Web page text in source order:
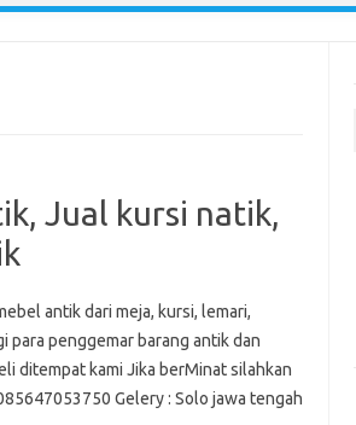
Jual kursi natik,
antik dari meja, kursi, lemari,
para penggemar barang antik dan
ditempat kami Jika berMinat silahkan
Gelery : Solo jawa tengah